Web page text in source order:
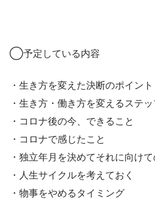
◯予定している内容
・生き方を変えた決断のポイント
・生き方・働き方を変えるステ
・コロナ後の今、できること
・コロナで感じたこと
・独立年月を決めてそれに向け
・人生サイクルを考えておく
・物事をやめるタイミング